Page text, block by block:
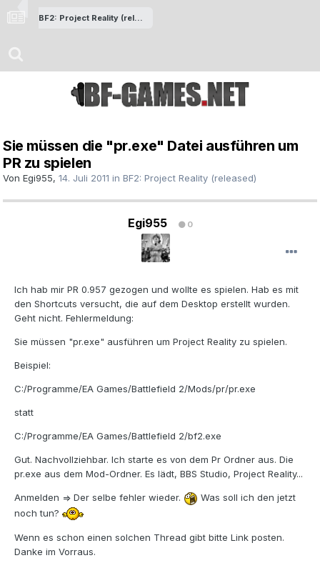
BF2: Project Reality (released)
Sie müssen die "pr.exe" Datei ausführen um
PR zu spielen
Von Egi955, 14. Juli 2011 in BF2: Project Reality (released)
Egi955 0
Ich hab mir PR 0.957 gezogen und wollte es spielen. Hab es mit
den Shortcuts versucht, die auf dem Desktop erstellt wurden.
Geht nicht. Fehlermeldung:
Sie müssen "pr.exe" ausführen um Project Reality zu spielen.
Beispiel:
C:/Programme/EA Games/Battlefield 2/Mods/pr/pr.exe
statt
C:/Programme/EA Games/Battlefield 2/bf2.exe
Gut. Nachvollziehbar. Ich starte es von dem Pr Ordner aus. Die
pr.exe aus dem Mod-Ordner. Es lädt, BBS Studio, Project Reality...
Anmelden => Der selbe fehler wieder.
Was soll ich den jetzt
noch tun?
Wenn es schon einen solchen Thread gibt bitte Link posten.
Danke im Vorraus.